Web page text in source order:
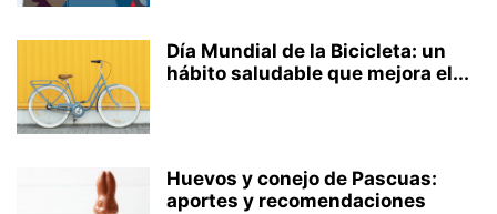
Día Mundial de la Bicicleta: un
hábito saludable que mejora el...
Huevos y conejo de Pascuas:
aportes y recomendaciones